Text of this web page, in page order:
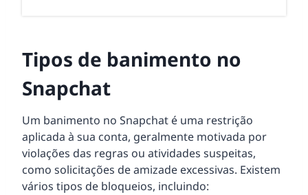
Tipos de banimento no
Snapchat
Um banimento no Snapchat é uma restrição
aplicada à sua conta, geralmente motivada por
violações das regras ou atividades suspeitas,
como solicitações de amizade excessivas. Existem
vários tipos de bloqueios, incluindo: